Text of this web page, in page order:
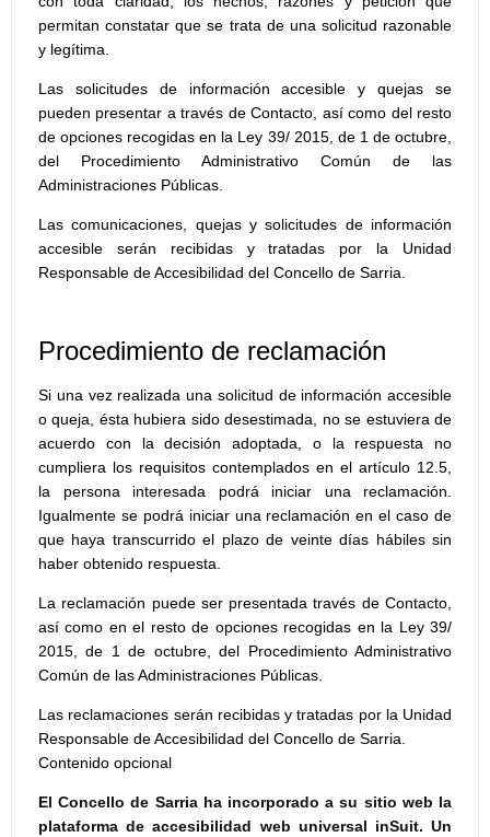
permitan constatar que se trata de una solicitud razonable
y legítima.
Las solicitudes de información accesible y quejas se
pueden presentar a través de Contacto, así como del resto
de opciones recogidas en la Ley 39/ 2015, de 1 de octubre,
del Procedimiento Administrativo Común de las
Administraciones Públicas.
Las comunicaciones, quejas y solicitudes de información
accesible serán recibidas y tratadas por la Unidad
Responsable de Accesibilidad del Concello de Sarria.
Procedimiento de reclamación
Si una vez realizada una solicitud de información accesible
o queja, ésta hubiera sido desestimada, no se estuviera de
acuerdo con la decisión adoptada, o la respuesta no
cumpliera los requisitos contemplados en el artículo 12.5,
la persona interesada podrá iniciar una reclamación.
Igualmente se podrá iniciar una reclamación en el caso de
que haya transcurrido el plazo de veinte días hábiles sin
haber obtenido respuesta.
La reclamación puede ser presentada través de Contacto,
así como en el resto de opciones recogidas en la Ley 39/
2015, de 1 de octubre, del Procedimiento Administrativo
Común de las Administraciones Públicas.
Las reclamaciones serán recibidas y tratadas por la Unidad
Responsable de Accesibilidad del Concello de Sarria.
Contenido opcional
El Concello de Sarria ha incorporado a su sitio web la
plataforma de accesibilidad web universal inSuit. Un